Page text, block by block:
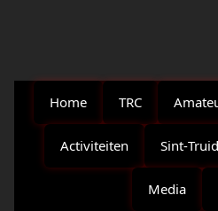
Home TRC
Activiteiten
Media